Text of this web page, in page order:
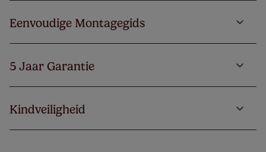
Eenvoudige Montagegids
5 Jaar Garantie
Kindveiligheid